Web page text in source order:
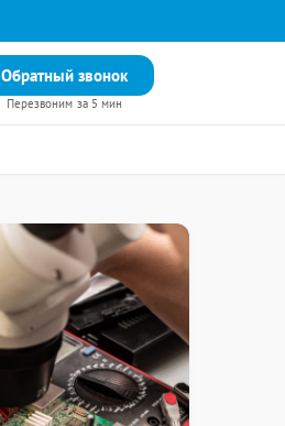
Обратный звонок
Перезвоним за 5 мин